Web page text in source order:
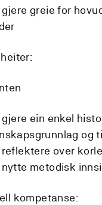
greie for
ein enkel
og
over
metodisk
kompetanse: